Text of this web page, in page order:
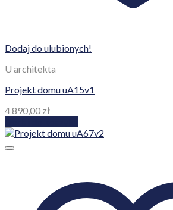
Dodaj do ulubionych!
U architekta
Projekt domu uA15v1
4 890,00 zł